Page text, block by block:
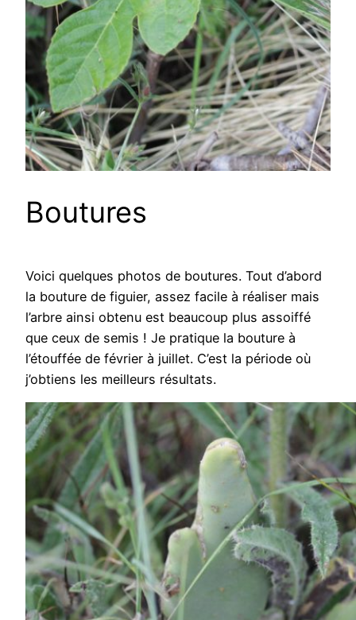
Boutures
Voici quelques photos de boutures. Tout d’abord
la bouture de figuier, assez facile à réaliser mais
l’arbre ainsi obtenu est beaucoup plus assoiffé
que ceux de semis ! Je pratique la bouture à
l’étouffée de février à juillet. C’est la période où
j’obtiens les meilleurs résultats.